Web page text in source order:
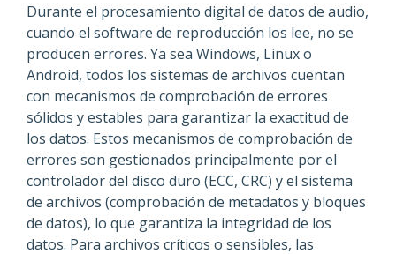
Durante el procesamiento digital de datos de audio,
cuando el software de reproducción los lee, no se
producen errores. Ya sea Windows, Linux o
Android, todos los sistemas de archivos cuentan
con mecanismos de comprobación de errores
sólidos y estables para garantizar la exactitud de
los datos. Estos mecanismos de comprobación de
errores son gestionados principalmente por el
controlador del disco duro (ECC, CRC) y el sistema
de archivos (comprobación de metadatos y bloques
de datos), lo que garantiza la integridad de los
datos. Para archivos críticos o sensibles, las